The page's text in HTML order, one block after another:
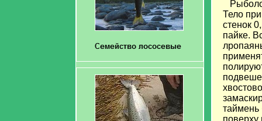
Тело
стенок
пайке.
таймень
поверху